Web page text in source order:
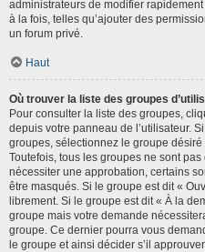
administrateurs de modifier
à la fois, telles qu’ajouter des
un forum privé.
Haut
Où trouver la liste des groupes
Pour consulter la liste des groupes,
depuis votre panneau de l’utilisateur.
groupes, sélectionnez le groupe
Toutefois, tous les groupes ne sont
nécessiter une approbation, certains
être masqués. Si le groupe est dit «
librement. Si le groupe est dit « À la
groupe mais votre demande
groupe. Ce dernier pourra vous
le groupe et ainsi décider s’il